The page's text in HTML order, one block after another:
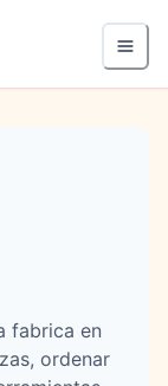
fabrica en
ordenar